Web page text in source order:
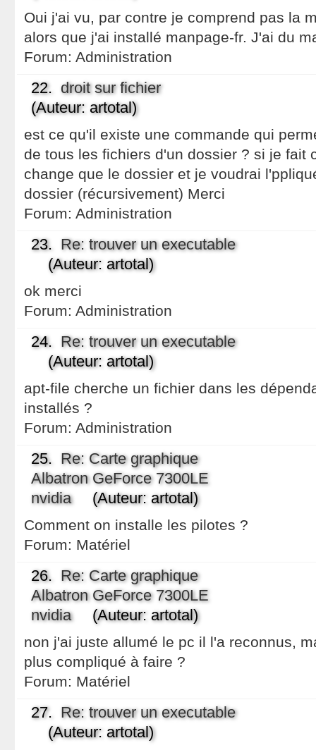
Oui j'ai vu, par contre je comprend pas la
alors que j'ai installé manpage-fr. J'ai du
Forum: Administration
22. droit sur fichier
(Auteur: artotal)
est ce qu'il existe une commande qui
de tous les fichiers d'un dossier ? si je fait
change que le dossier et je voudrai
dossier (récursivement) Merci
Forum: Administration
23. Re: trouver un executable
(Auteur: artotal)
ok merci
Forum: Administration
24. Re: trouver un executable
(Auteur: artotal)
apt-file cherche un fichier dans les
installés ?
Forum: Administration
25. Re: Carte graphique
Albatron GeForce 7300LE
nvidia
(Auteur: artotal)
Comment on installe les pilotes ?
Forum: Matériel
26. Re: Carte graphique
Albatron GeForce 7300LE
nvidia
(Auteur: artotal)
non j'ai juste allumé le pc il l'a reconnus,
plus compliqué à faire ?
Forum: Matériel
27. Re: trouver un executable
(Auteur: artotal)